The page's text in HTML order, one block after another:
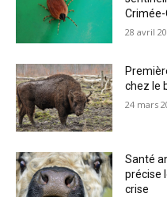
Crimée-
28 avril
chez le
24 mars
Santé
précise
crise